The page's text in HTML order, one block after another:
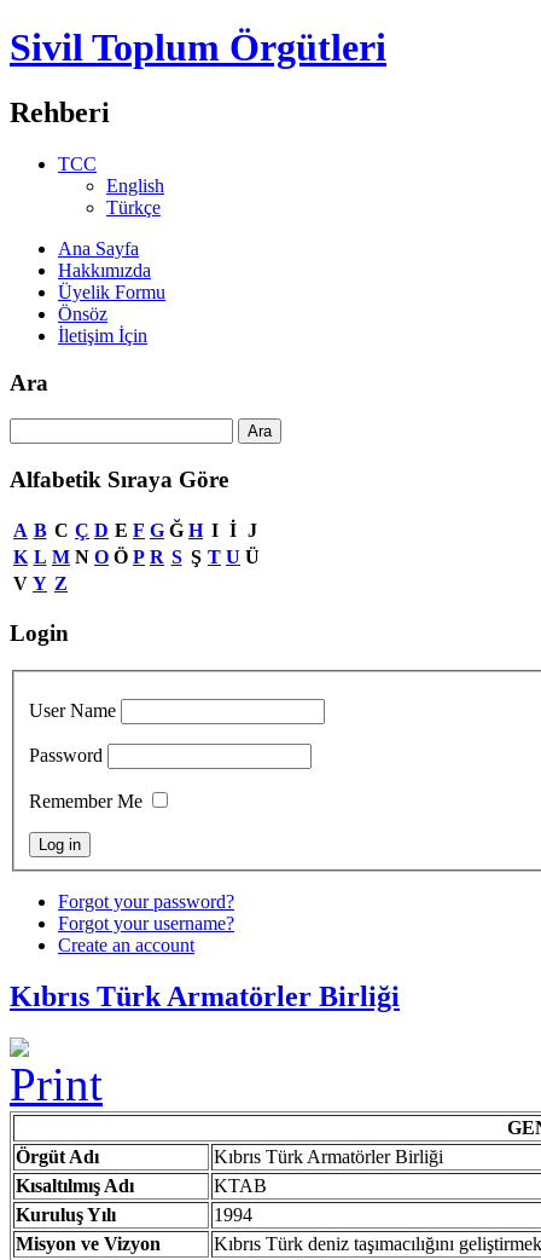
Sivil Toplum Örgütleri
Rehberi
TCC
English
Türkçe
Ana Sayfa
Hakkımızda
Üyelik Formu
Önsöz
İletişim İçin
Ara
Alfabetik Sıraya Göre
A B C Ç D E F G Ğ H I İ J
K L M N O Ö P R S Ş T U Ü
V Y Z
Login
User Name
Password
Remember Me
Forgot your password?
Forgot your username?
Create an account
Kıbrıs Türk Armatörler Birliği
Örgüt Adı
Kıbrıs Türk Armatörler Birliği
Kısaltılmış Adı
KTAB
KuruluşYılı
1994
Misyon ve Vizyon
Kıbrıs Türk deniz taşımacılığını